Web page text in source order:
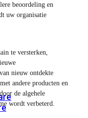
beoordeling en
uw organisatie
te versterken,
nieuw ontdekte
andere producten en
de algehele
wordt verbeterd.